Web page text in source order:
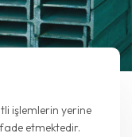
işlemlerin yerine
etmektedir.